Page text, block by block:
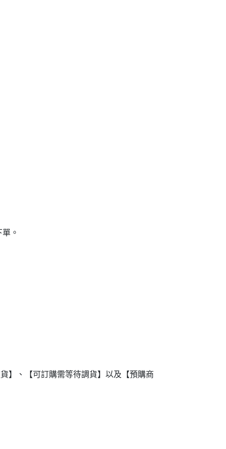
。
】、【可訂購需等待調貨】以及【預購商